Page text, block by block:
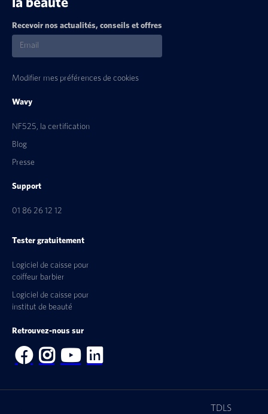
la beauté
Recevoir nos actualités, conseils et offres
Modifier mes préférences de cookies
Wavy
NF525, la certification
Blog
Presse
Support
01 86 26 12 12
Tester gratuitement
Logiciel de caisse pour
coiffeur barbier
Logiciel de caisse pour
institut de beauté
Retrouvez-nous sur
   
TDLS